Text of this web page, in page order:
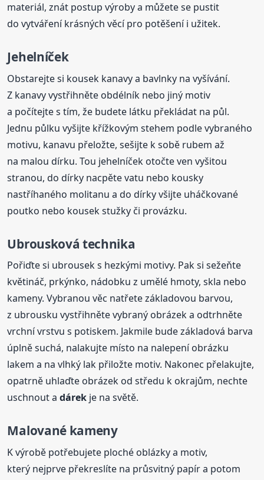
materiál, znát postup výroby a můžete se pustit
do vytváření krásných věcí pro potěšení i užitek.
Jehelníček
Obstarejte si kousek kanavy a bavlnky na vyšívání.
Z kanavy vystřihněte obdélník nebo jiný motiv
a počítejte s tím, že budete látku překládat na půl.
Jednu půlku vyšijte křížkovým stehem podle vybraného
motivu, kanavu přeložte, sešijte k sobě rubem až
na malou dírku. Tou jehelníček otočte ven vyšitou
stranou, do dírky nacpěte vatu nebo kousky
nastříhaného molitanu a do dírky všijte uháčkované
poutko nebo kousek stužky či provázku.
Ubrousková technika
Pořiďte si ubrousek s hezkými motivy. Pak si sežeňte
květináč, prkýnko, nádobku z umělé hmoty, skla nebo
kameny. Vybranou věc natřete základovou barvou,
z ubrousku vystřihněte vybraný obrázek a odtrhněte
vrchní vrstvu s potiskem. Jakmile bude základová barva
úplně suchá, nalakujte místo na nalepení obrázku
lakem a na vlhký lak přiložte motiv. Nakonec přelakujte,
opatrně uhlaďte obrázek od středu k okrajům, nechte
uschnout adárek je na světě.
Malované kameny
K výrobě potřebujete ploché oblázky a motiv,
který nejprve překreslíte na průsvitný papír a potom